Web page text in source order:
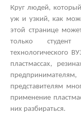
Круг людей,
уж и узкий, как
этой странице
только студент
технологического
пластмассах,
представителям
применение
них разбираться.